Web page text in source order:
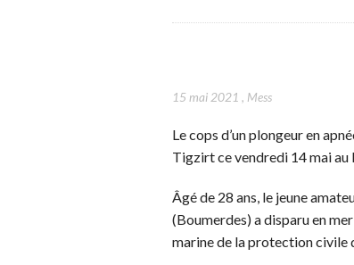
15 mai 2021 , Mess
Le cops d’un plongeur en
Tigzirt ce vendredi 14 mai
Âgé de 28 ans, le jeune
(Boumerdes) a disparu en
marine de la protection civile